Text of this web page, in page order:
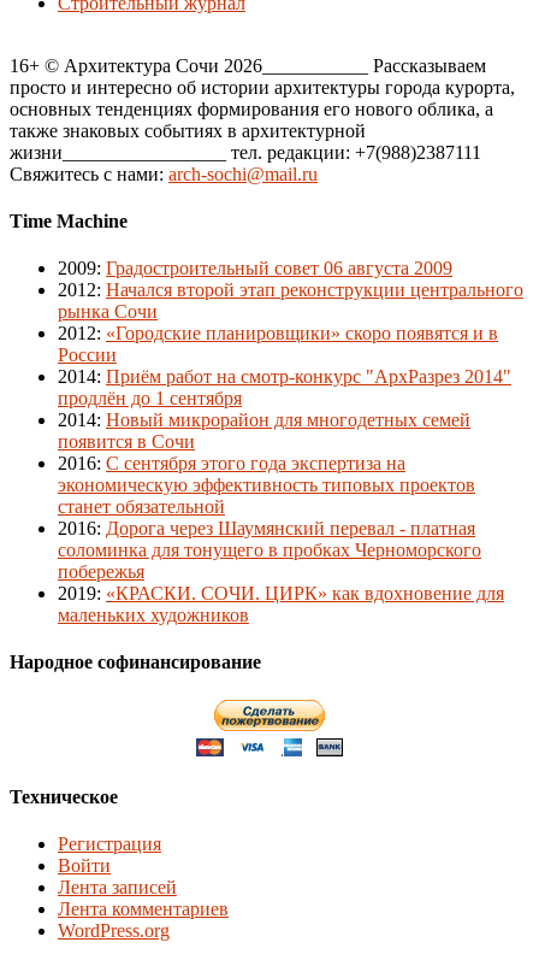
16+ © Архитектура Сочи 2026___________ Рассказываем
просто и интересно об истории архитектуры города курорта,
основных тенденциях формирования его нового облика, а
также знаковых событиях в архитектурной
жизни_________________ тел. редакции: +7(988)2387111
Свяжитесь с нами: arch-sochi@mail.ru
Time Machine
2009: Градостроительный совет 06 августа 2009
2012: Начался второй этап реконструкции центрального
рынка Сочи
2012: «Городские планировщики» скоро появятся и в
России
2014: Приём работ на смотр-конкурс "АрхРазрез 2014"
продлён до 1 сентября
2014: Новый микрорайон для многодетных семей
появится в Сочи
2016: С сентября этого года экспертиза на
экономическую эффективность типовых проектов
станет обязательной
2016: Дорога через Шаумянский перевал - платная
соломинка для тонущего в пробках Черноморского
побережья
2019: «КРАСКИ. СОЧИ. ЦИРК» как вдохновение для
маленьких художников
Народное софинансирование
Техническое
Регистрация
Войти
Лента записей
Лента комментариев
WordPress.org